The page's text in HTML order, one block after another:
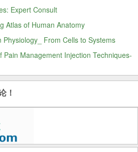
Expert Consult
Atlas of Human Anatomy
Physiology_ From Cells to Systems
Pain Management Injection Techniques-
！